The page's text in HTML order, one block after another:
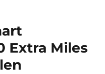
an
Extra Miles